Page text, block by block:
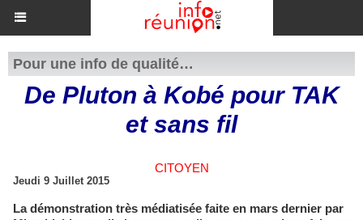
Pour une info de qualité…
De Pluton à Kobé pour TAK
et sans fil
CITOYEN
Jeudi 9 Juillet 2015
La démonstration très médiatisée faite en mars dernier par